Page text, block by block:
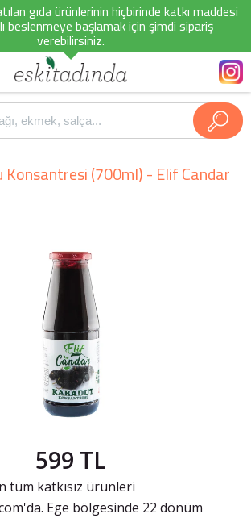
gıda ürünlerinin hiçbirinde katkı maddesi
beslenmeye başlamak için şimdi sipariş
verebilirsiniz.
Konsantresi (700ml) - Elif Candar
599 TL
tüm katkısız ürünleri
Ege bölgesinde 22 dönüm